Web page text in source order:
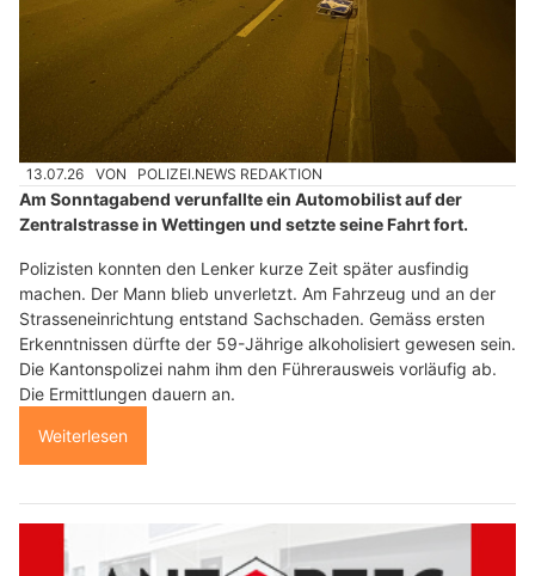
13.07.26 VON POLIZEI.NEWS REDAKTION
Am Sonntagabend verunfallte ein Automobilist auf der
Zentralstrasse in Wettingen und setzte seine Fahrt fort.
Polizisten konnten den Lenker kurze Zeit später ausfindig
machen. Der Mann blieb unverletzt. Am Fahrzeug und an der
Strasseneinrichtung entstand Sachschaden. Gemäss ersten
Erkenntnissen dürfte der 59-Jährige alkoholisiert gewesen sein.
Die Kantonspolizei nahm ihm den Führerausweis vorläufig ab.
Die Ermittlungen dauern an.
Weiterlesen